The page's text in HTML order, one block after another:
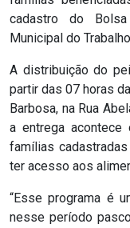
RN
RN
MÉDICA
cadastro do
Municipal do
A distribuição do
partir das 07 horas
Barbosa, na Rua
a entrega
famílias
ter acesso aos
“Esse programa é
nesse período